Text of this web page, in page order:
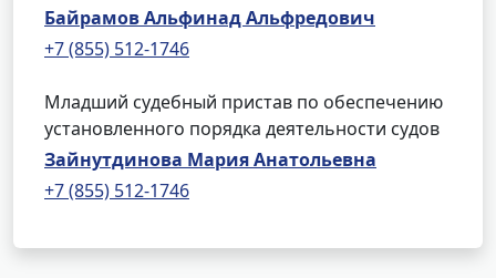
Байрамов Альфинад Альфредович
+7 (855) 512-1746
Младший судебный пристав по обеспечению
установленного порядка деятельности судов
Зайнутдинова Мария Анатольевна
+7 (855) 512-1746